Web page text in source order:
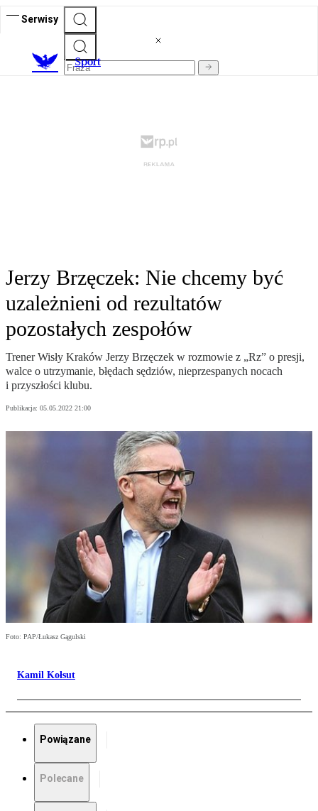
Serwisy
Sport
Jerzy Brzęczek: Nie chcemy być
uzależnieni od rezultatów
pozostałych zespołów
Trener Wisły Kraków Jerzy Brzęczek w rozmowie z „Rz” o presji,
walce o utrzymanie, błędach sędziów, nieprzespanych nocach
i przyszłości klubu.
Publikacja: 05.05.2022 21:00
Foto: PAP/Łukasz Gągulski
Kamil Kołsut
Powiązane
Polecane